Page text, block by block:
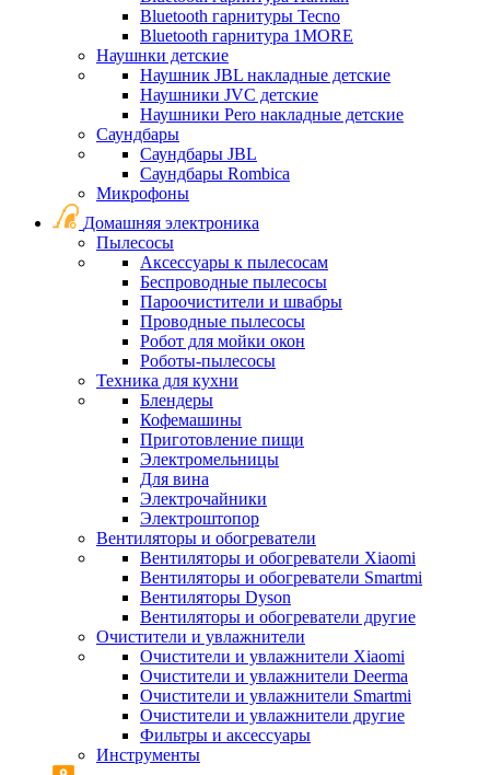
Bluetooth гарнитуры Tecno
Bluetooth гарнитура 1MORE
Наушнки детские
Наушник JBL накладные детские
Наушники JVC детские
Наушники Pero накладные детские
Саундбары
Саундбары JBL
Саундбары Rombica
Микрофоны
Домашняя электроника
Пылесосы
Аксессуары к пылесосам
Беспроводные пылесосы
Пароочистители и швабры
Проводные пылесосы
Робот для мойки окон
Роботы-пылесосы
Техника для кухни
Блендеры
Кофемашины
Приготовление пищи
Электромельницы
Для вина
Электрочайники
Электроштопор
Вентиляторы и обогреватели
Вентиляторы и обогреватели Xiaomi
Вентиляторы и обогреватели Smartmi
Вентиляторы Dyson
Вентиляторы и обогреватели другие
Очистители и увлажнители
Очистители и увлажнители Xiaomi
Очистители и увлажнители Deerma
Очистители и увлажнители Smartmi
Очистители и увлажнители другие
Фильтры и аксессуары
Инструменты